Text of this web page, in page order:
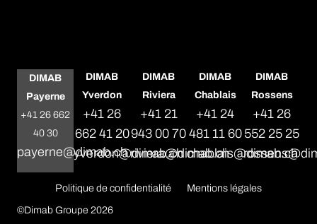
DIMAB
Payerne
+41 26 662
40 30
payerne@dimab.ch
DIMAB
Yverdon
+41 26
662 41 20
yverdon@dimab.ch
DIMAB
Riviera
+41 21
943 00 70
riviera@dimab.ch
DIMAB
Chablais
+41 24
481 11 60
chablais@dimab.ch
DIMAB
Rossens
+41 26
552 25 25
Politique de confidentialité Mentions légales
©Dimab Groupe 2026